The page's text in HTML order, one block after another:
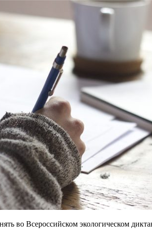
во Всероссийском экологическом